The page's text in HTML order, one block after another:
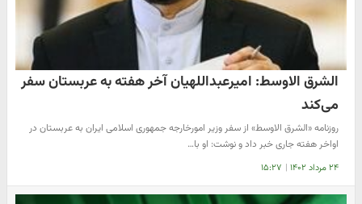
الشرق الاوسط: امیرعبداللهیان آخر هفته به عربستان سفر
می‌کند
روزنامه «الشرق الاوسط» از سفر وزیر امورخارجه جمهوری اسلامی ایران به عربستان در
اواخر هفته جاری خبر داد و نوشت: او با…
۲۴ مرداد ۱۴۰۲ | ۱۵:۲۷